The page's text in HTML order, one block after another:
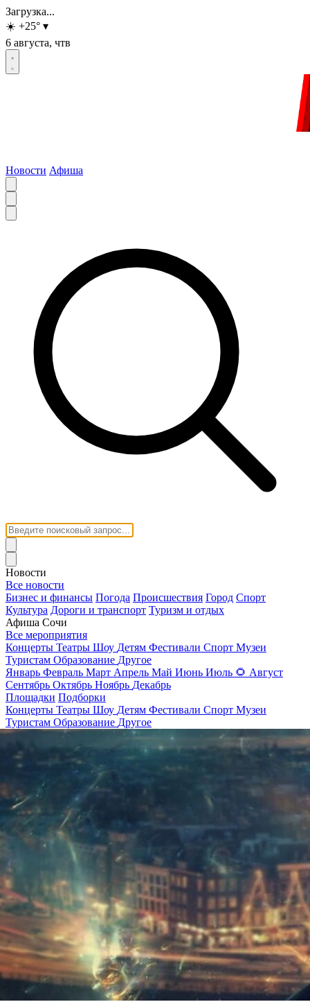
Загрузка...
☀️ +25° ▾
6 августа, чтв
Новости Афиша
Новости
Все новости
Бизнес и финансы Погода Происшествия Город Спорт
Культура Дороги и транспорт Туризм и отдых
Афиша Сочи
Все мероприятия
Концерты Театры Шоу Детям Фестивали Спорт Музеи
Туристам Образование Другое
Январь Февраль Март Апрель Май Июнь Июль 🌻 Август
Сентябрь Октябрь Ноябрь Декабрь
Площадки Подборки
Концерты Театры Шоу Детям Фестивали Спорт Музеи
Туристам Образование Другое